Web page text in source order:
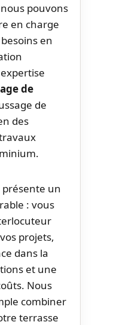
pouvons
en charge
en
de
de
des
présente un
: vous
projets,
dans la
et une
Nous
combiner
terrasse